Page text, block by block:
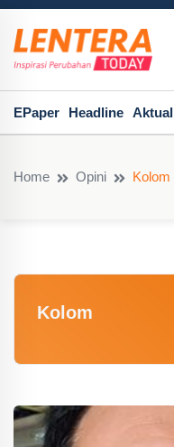
EPaper Headline Aktual
Home Opini Kolom
Kolom